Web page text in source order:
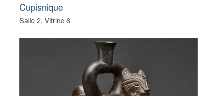
Cupisnique
Salle 2, Vitrine 6